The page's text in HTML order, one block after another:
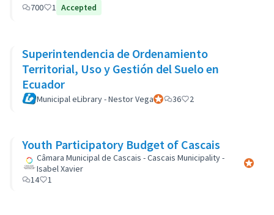
700
1 Accepted
Superintendencia de Ordenamiento
Territorial, Uso y Gestión del Suelo en
Ecuador
Municipal eLibrary - Nestor VegaParticipant officiel
36 2
Youth Participatory Budget of Cascais
Câmara Municipal de Cascais - Cascais Municipality -
Isabel Xavier
14
1